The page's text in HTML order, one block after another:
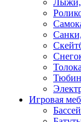
Лыжи,
Игровая